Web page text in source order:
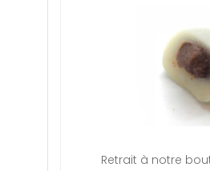
Retrait à notre